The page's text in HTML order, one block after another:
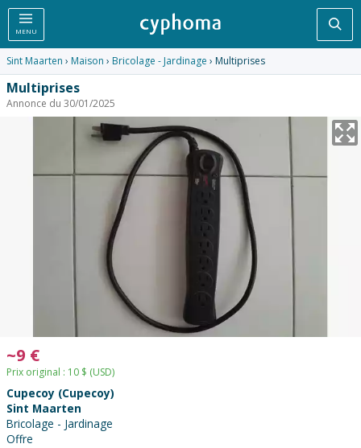
MENU
Sint Maarten › Maison › Bricolage - Jardinage › Multiprises
Multiprises
Annonce du 30/01/2025
~9 €
Prix original : 10 $ (USD)
Cupecoy (Cupecoy)
Sint Maarten
Bricolage - Jardinage
Offre